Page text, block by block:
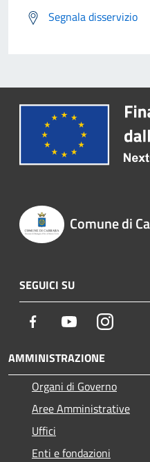
Segnala disservizio
Comune di
SEGUICI SU
Facebook Youtube
AMMINISTRAZIONE
Organi di Governo
Aree Amministrative
Uffici
Enti e fondazioni